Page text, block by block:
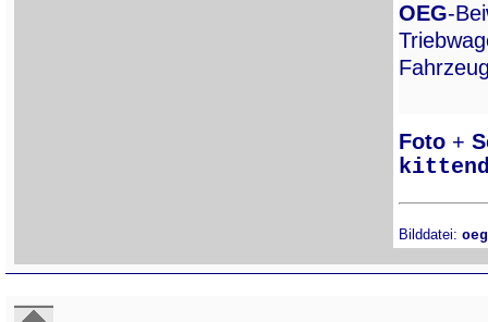
OEG-
Foto +
Bilddatei: